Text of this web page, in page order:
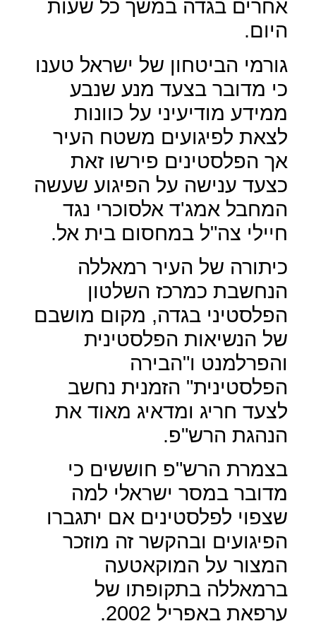
אחרים בגדה במשך כל שעות
היום.
גורמי הביטחון של ישראל טענו
כי מדובר בצעד מנע שנבע
ממידע מודיעיני על כוונות
לצאת לפיגועים משטח העיר
אך הפלסטינים פירשו זאת
כצעד ענישה על הפיגוע שעשה
המחבל אמג'ד אלסוכרי נגד
חיילי צה"ל במחסום בית אל.
כיתורה של העיר רמאללה
הנחשבת כמרכז השלטון
הפלסטיני בגדה, מקום מושבם
של הנשיאות הפלסטינית
והפרלמנט ו"הבירה
הפלסטינית" הזמנית נחשב
לצעד חריג ומדאיג מאוד את
הנהגת הרש"פ.
בצמרת הרש"פ חוששים כי
מדובר במסר ישראלי למה
שצפוי לפלסטינים אם יתגברו
הפיגועים ובהקשר זה מוזכר
המצור על המוקאטעה
ברמאללה בתקופתו של
ערפאת באפריל 2002.